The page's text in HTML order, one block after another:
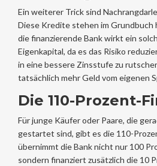
Ein weiterer Trick sind
Diese Kredite stehen im Grundbuch
die finanzierende Bank wirkt ein
Eigenkapital, da es das Risiko
in eine bessere Zinsstufe zu
tatsächlich mehr Geld vom eigenen
Die 110-Prozent-
Für junge Käufer oder Paare, die
gestartet sind, gibt es die 110-
übernimmt die Bank nicht nur 100
sondern finanziert zusätzlich die 10